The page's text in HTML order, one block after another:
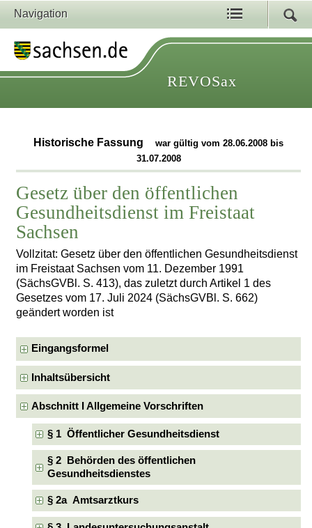
Navigation
REVOSax
Historische Fassung
war gültig vom 28.06.2008 bis
31.07.2008
Gesetz über den öffentlichen
Gesundheitsdienst im Freistaat
Sachsen
Vollzitat: Gesetz über den öffentlichen Gesundheitsdienst
im Freistaat Sachsen vom 11. Dezember 1991
(SächsGVBl. S. 413), das zuletzt durch Artikel 1 des
Gesetzes vom 17. Juli 2024 (SächsGVBl. S. 662)
geändert worden ist
Eingangsformel
Inhaltsübersicht
Abschnitt I Allgemeine Vorschriften
§ 1 Öffentlicher Gesundheitsdienst
§ 2 Behörden des öffentlichen
Gesundheitsdienstes
§ 2a Amtsarztkurs